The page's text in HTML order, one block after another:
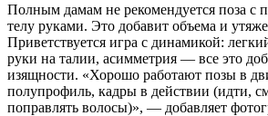
Полным дамам не рекомендуется поза с
телу руками. Это добавит объема и
Приветствуется игра с динамикой:
руки на талии, асимметрия — все это
изящности. «Хорошо работают позы в
полупрофиль, кадры в действии (идти,
поправлять волосы)», — добавляет